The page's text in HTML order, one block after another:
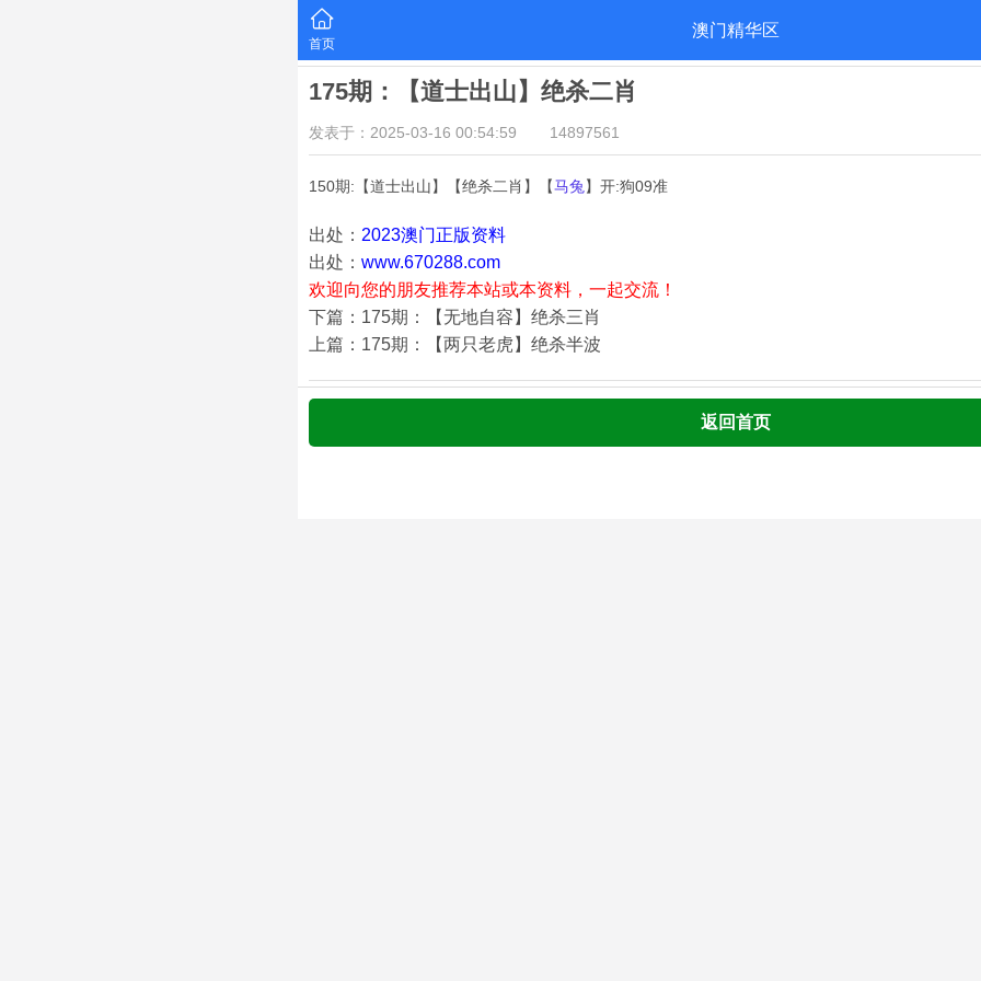
首页
澳门精华区
175期：【道士出山】绝杀二肖
发表于：2025-03-16 00:54:59 14897561
150期:【道士出山】【绝杀二肖】【马兔 】开:狗09准
出处： 2023澳门正版资料
出处： www.670288.com
欢迎向您的朋友推荐本站或本资料，一起交流！
下篇：175期：【无地自容】绝杀三肖
上篇：175期：【两只老虎】绝杀半波
返回首页